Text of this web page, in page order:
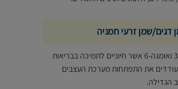
שמן זרעי חמניה
מספקים אומגה-3 ואומגה-6 אשר חיוניים לתמיכה בבריאות
את התפתחות מערכת העצבים